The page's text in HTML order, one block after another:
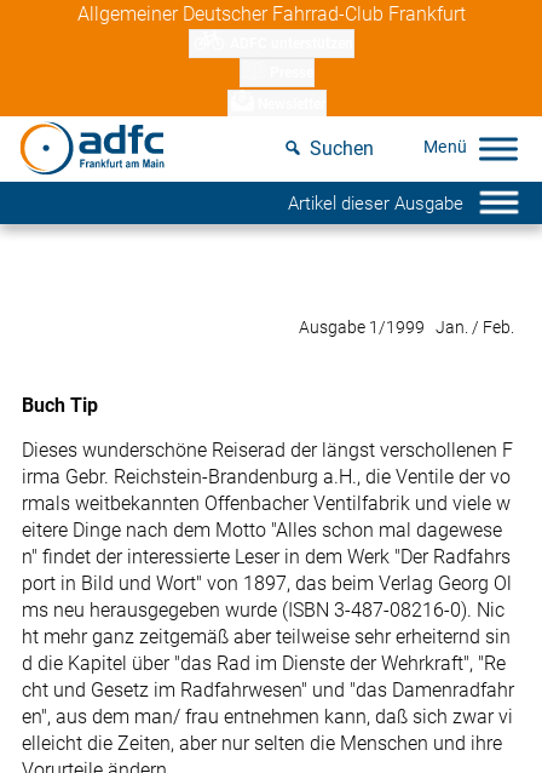
Allgemeiner Deutscher Fahrrad-Club Frankfurt
Suchen
Artikel dieser Ausgabe
Ausgabe 1/1999 Jan. / Feb.
Buch Tip
Dieses wunderschöne Reiserad der längst verschollenen F
irma Gebr. Reichstein-Brandenburg a.H., die Ventile der vo
rmals weitbekannten Offenbacher Ventilfabrik und viele w
eitere Dinge nach dem Motto "Alles schon mal dagewese
n" findet der interessierte Leser in dem Werk "Der Radfahrs
port in Bild und Wort" von 1897, das beim Verlag Georg Ol
ms neu herausgegeben wurde (ISBN 3-487-08216-0). Nic
ht mehr ganz zeitgemäß aber teilweise sehr erheiternd sin
d die Kapitel über "das Rad im Dienste der Wehrkraft", "Re
cht und Gesetz im Radfahrwesen" und "das Damenradfahr
en", aus dem man/ frau entnehmen kann, daß sich zwar vi
elleicht die Zeiten, aber nur selten die Menschen und ihre